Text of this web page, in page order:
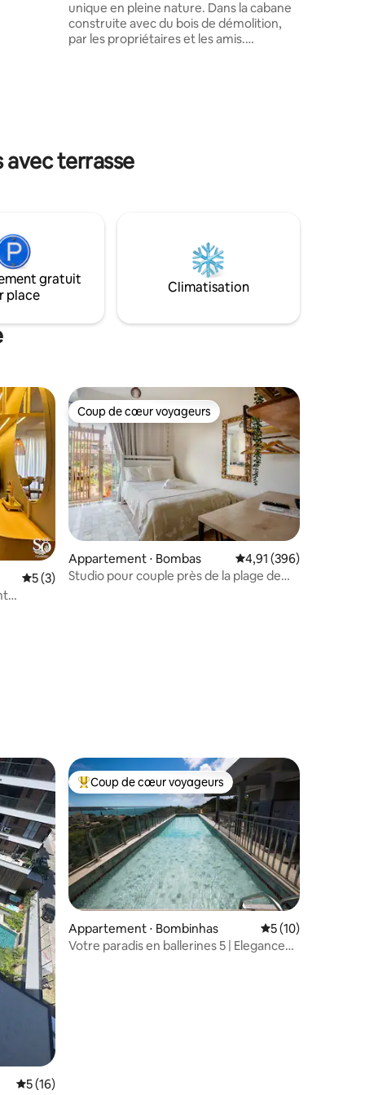
unique en pleine nature. Dans la cabane
construite avec du bois de démolition,
par les propriétaires et les amis.
marchés, des pharmacies, des
avec terrasse
gratuit
place
Climatisation
: 4,98 sur 5
Évaluation moyenne sur la base de 3 commentaires : 5 sur 5
5 (3)
Coup de cœur voyageurs
Coup de cœur voyageurs
Appartement ⋅ Bombas Évaluation moyenne
4,91 (396)
Studio pour couple près de la plage de
: 5 sur 5
Évaluation moyenne sur la base de 16 commentaires : 5 sur 5
5 (16)
Coups de cœur voyageurs les plus appréciés
Coup de cœur voyageurs
Appartement ⋅ Bombinhas Évaluation
5 (10)
Votre paradis en ballerines 5 | Elegance